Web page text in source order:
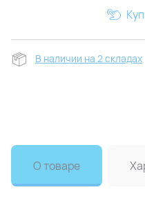
В наличии на 2 складах
О товаре